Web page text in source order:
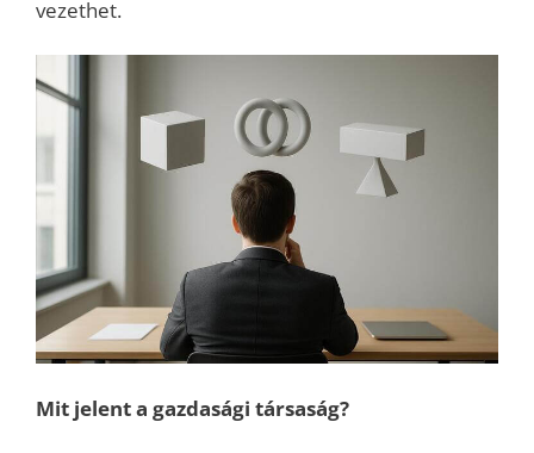
vezethet.
Mit jelent a gazdasági társaság?